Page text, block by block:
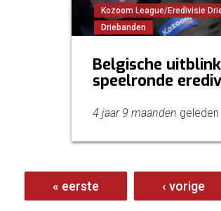
Kozoom League/Eredivisie
Driebanden
Belgische
speelronde
4 jaar 9 maanden geleden
Pagina's
« eerste
‹ vorige